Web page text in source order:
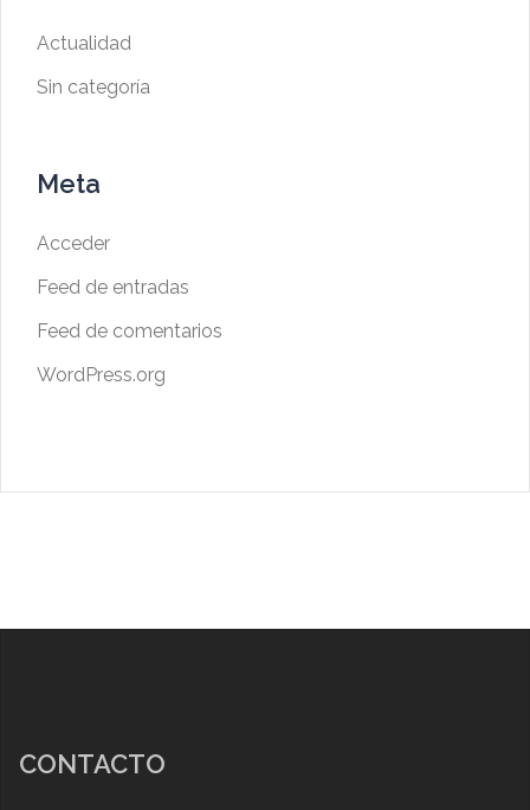
Actualidad
Sin categoría
Meta
Acceder
Feed de entradas
Feed de comentarios
WordPress.org
CONTACTO